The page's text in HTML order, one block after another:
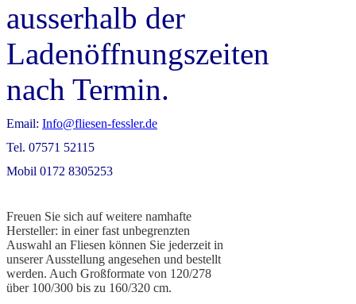
ausserhalb der
Ladenöffnungszeiten
nach Termin.
Email: Info@fliesen-fessler.de
Tel. 07571 52115
Mobil 0172 8305253
Freuen Sie sich auf weitere namhafte
Hersteller: in einer fast unbegrenzten
Auswahl an Fliesen können Sie jederzeit in
unserer Ausstellung angesehen und bestellt
werden. Auch Großformate von 120/278
über 100/300 bis zu 160/320 cm.